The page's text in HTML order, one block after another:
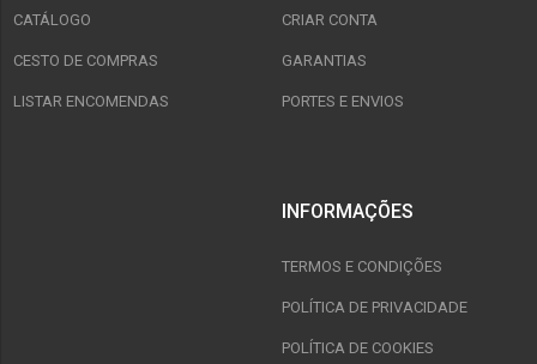
CATÁLOGO
CESTO DE COMPRAS
LISTAR ENCOMENDAS
CRIAR CONTA
GARANTIAS
PORTES E ENVIOS
INFORMAÇÕES
TERMOS E CONDIÇÕES
POLÍTICA DE PRIVACIDADE
POLÍTICA DE COOKIES